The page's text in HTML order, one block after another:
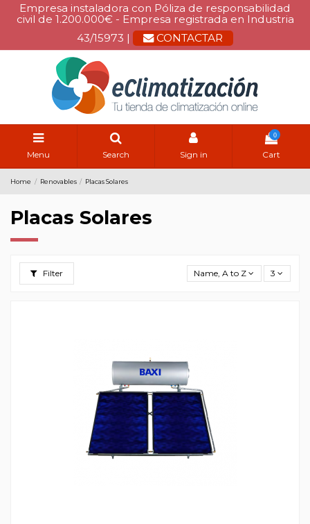
Empresa instaladora con Póliza de responsabilidad
civil de 1.200.000€ - Empresa registrada en Industria
43/15973 |
CONTACTAR
Menu Search Sign in
0
Cart
Home Renovables Placas Solares
Placas Solares
Filter Name, A to Z 3